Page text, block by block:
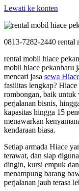
Lewati ke konten
0813-7282-2440 rental
rental mobil hiace
mobil hiace pekanbaru
mencari jasa sewa
fasilitas lengkap?
rombongan, baik untuk
perjalanan bisnis,
kapasitas hingga 15
menawarkan
kendaraan biasa.
Setiap armada Hiace
terawat, dan siap
dingin, kursi empuk
menampung barang
perjalanan jauh terasa